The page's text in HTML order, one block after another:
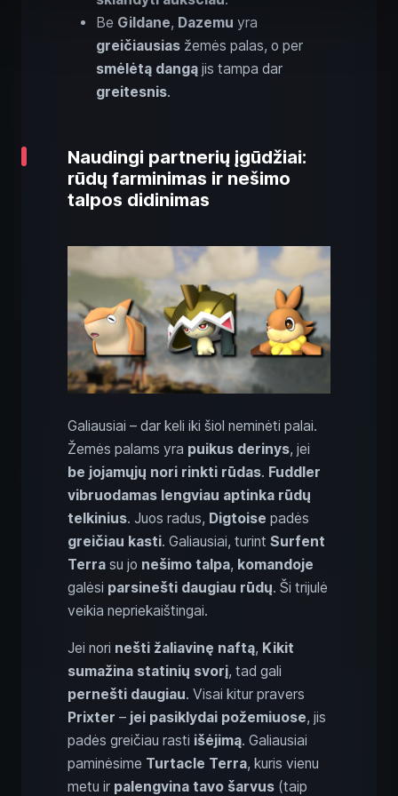
Be Gildane, Dazemu yra
greičiausias žemės palas, o per
smėlėtą dangą jis tampa dar
greitesnis.
Naudingi partnerių įgūdžiai:
rūdų farminimas ir nešimo
talpos didinimas
Galiausiai – dar keli iki šiol neminėti palai.
Žemės palams yra puikus derinys, jei
be jojamųjų nori rinkti rūdas. Fuddler
vibruodamas lengviau aptinka rūdų
telkinius. Juos radus, Digtoise padės
greičiau kasti. Galiausiai, turint Surfent
Terra su jo nešimo talpa, komandoje
galėsi parsinešti daugiau rūdų. Ši trijulė
veikia nepriekaištingai.
Jei nori nešti žaliavinę naftą, Kikit
sumažina statinių svorį, tad gali
pernešti daugiau. Visai kitur pravers
Prixter – jei pasiklydai požemiuose, jis
padės greičiau rasti išėjimą. Galiausiai
paminėsime Turtacle Terra, kuris vienu
metu ir palengvina tavo šarvus (taip